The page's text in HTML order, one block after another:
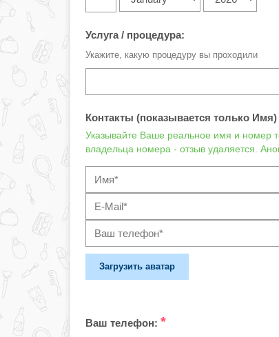
Услуга / процедура:
Укажите, какую процедуру вы проходили
Контакты (показывается только Имя)
Указывайте Ваше реальное имя и номер
владельца номера - отзыв удаляется.
Загрузить аватар
Ваш телефон: *